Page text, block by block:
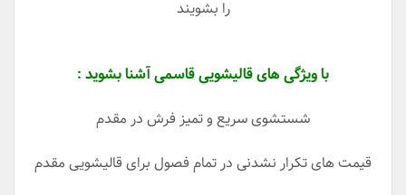
را بشویند
با ویژگی های قالیشویی قاسمی آشنا بشوید :
شستشوی سریع و تمیز فرش در مقدم
قیمت های تکرار نشدنی در تمام فصول برای قالیشویی مقدم